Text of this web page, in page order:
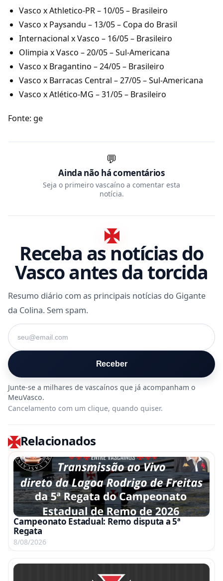
Vasco x Athletico-PR – 10/05 – Brasileiro
Vasco x Paysandu – 13/05 – Copa do Brasil
Internacional x Vasco – 16/05 – Brasileiro
Olimpia x Vasco – 20/05 – Sul-Americana
Vasco x Bragantino – 24/05 – Brasileiro
Vasco x Barracas Central – 27/05 – Sul-Americana
Vasco x Atlético-MG – 31/05 – Brasileiro
Fonte: ge
💬
Ainda não há comentários
Seja o primeiro vascaíno a comentar esta
notícia.
Receba as notícias do
Vasco antes da torcida
Resumo diário com as principais notícias do Gigante
da Colina. Sem spam.
Seu e-mail
Receber
Cancelamento com um clique, quando quiser.
Relacionados
Campeonato Estadual: Remo disputa a 5ª
Regata
8/08/2026